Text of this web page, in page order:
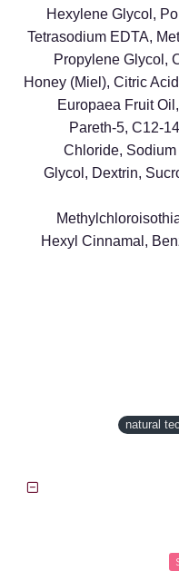
Hexylene Glycol,
Tetrasodium EDTA,
Propylene Glycol,
Honey (Miel), Citric
Europaea Fruit
Pareth-5, C12-
Chloride,
Glycol, Dextrin,
Hexyl Cinnamal,
natural